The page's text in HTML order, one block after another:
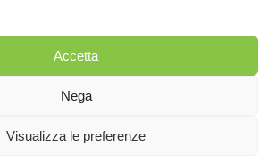
Accetta
Nega
Visualizza le preferenze